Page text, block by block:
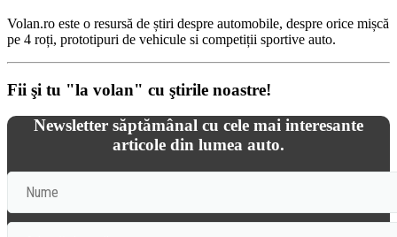
Volan.ro este o resursă de știri despre automobile, despre orice mișcă
pe 4 roți, prototipuri de vehicule si competiții sportive auto.
Fii şi tu "la volan" cu ştirile noastre!
Newsletter săptămânal cu cele mai interesante
articole din lumea auto.